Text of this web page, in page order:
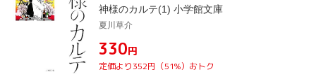
神様のカルテ(1) 小学館文庫
夏川草介
¥330円
定価より352円（51%）おトク